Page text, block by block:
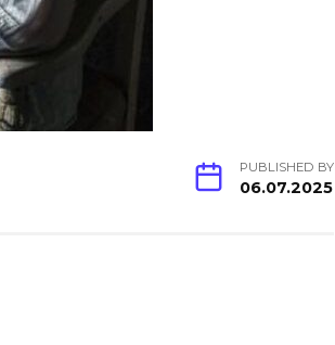
PUBLISHED BY
06.07.2025